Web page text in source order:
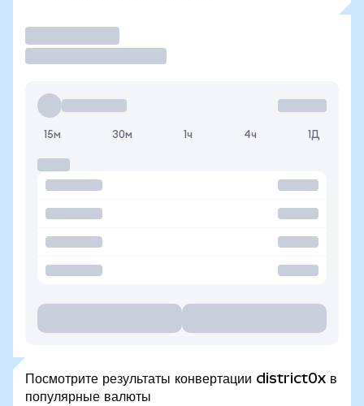
15м 30м 1ч 4ч 1Д
Посмотрите результаты конвертации district0x в
популярные валюты